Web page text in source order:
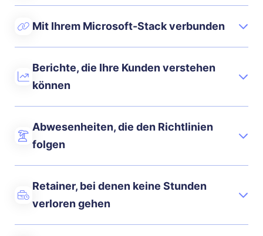
Mit Ihrem Microsoft-Stack verbunden
Berichte, die Ihre Kunden verstehen
können
Abwesenheiten, die den Richtlinien
folgen
Retainer, bei denen keine Stunden
verloren gehen